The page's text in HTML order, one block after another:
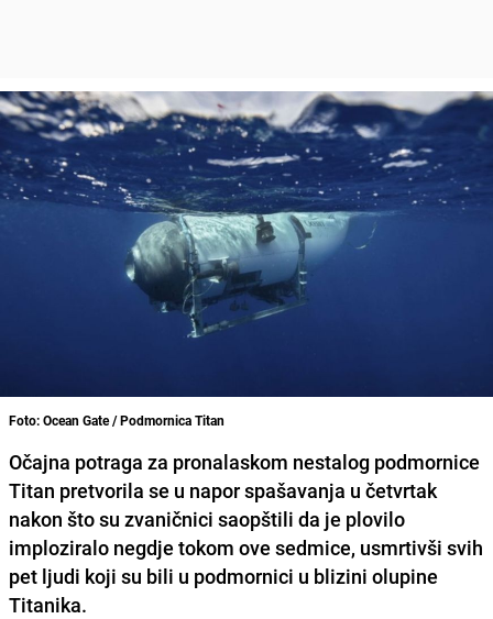
Foto: Ocean Gate / Podmornica Titan
Očajna potraga za pronalaskom nestalog podmornice
Titan pretvorila se u napor spašavanja u četvrtak
nakon što su zvaničnici saopštili da je plovilo
imploziralo negdje tokom ove sedmice, usmrtivši svih
pet ljudi koji su bili u podmornici u blizini olupine
Titanika.